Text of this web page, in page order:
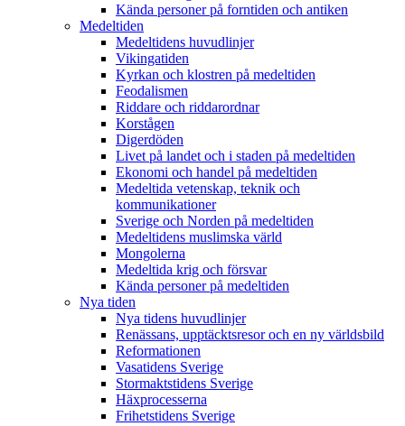
Kända personer på forntiden och antiken
Medeltiden
Medeltidens huvudlinjer
Vikingatiden
Kyrkan och klostren på medeltiden
Feodalismen
Riddare och riddarordnar
Korstågen
Digerdöden
Livet på landet och i staden på medeltiden
Ekonomi och handel på medeltiden
Medeltida vetenskap, teknik och
kommunikationer
Sverige och Norden på medeltiden
Medeltidens muslimska värld
Mongolerna
Medeltida krig och försvar
Kända personer på medeltiden
Nya tiden
Nya tidens huvudlinjer
Renässans, upptäcktsresor och en ny världsbild
Reformationen
Vasatidens Sverige
Stormaktstidens Sverige
Häxprocesserna
Frihetstidens Sverige